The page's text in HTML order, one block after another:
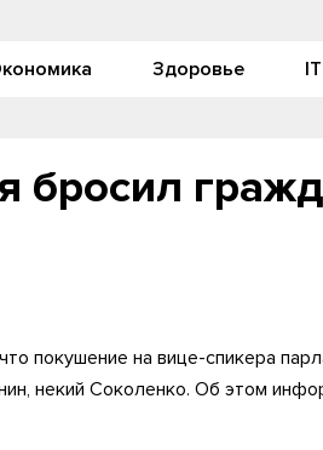
Здоровье IT
бросил
покушение на вице-спикера
некий Соколенко. Об этом